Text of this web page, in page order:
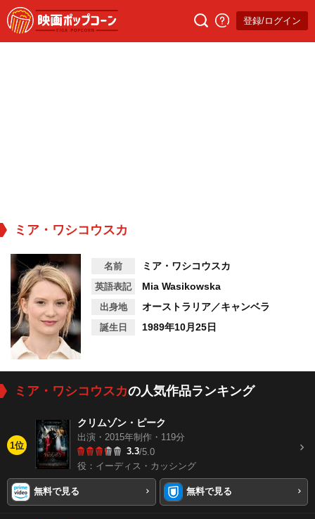
登録/ログイン
ミア・ワシコウスカ
名前 ミア・ワシコウスカ
英語表記 Mia Wasikowska
出身地 オーストラリア／キャンベラ
誕生日 1989年10月25日
ミア・ワシコウスカの人気作品ランキング
1位
クリムゾン・ピーク
出演・2015年制作・119分
3.3/5.0
役：イーディス・カッシング
無料で見る 無料で見る